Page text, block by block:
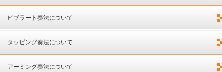
ビブラート奏法について
タッピング奏法について
アーミング奏法について